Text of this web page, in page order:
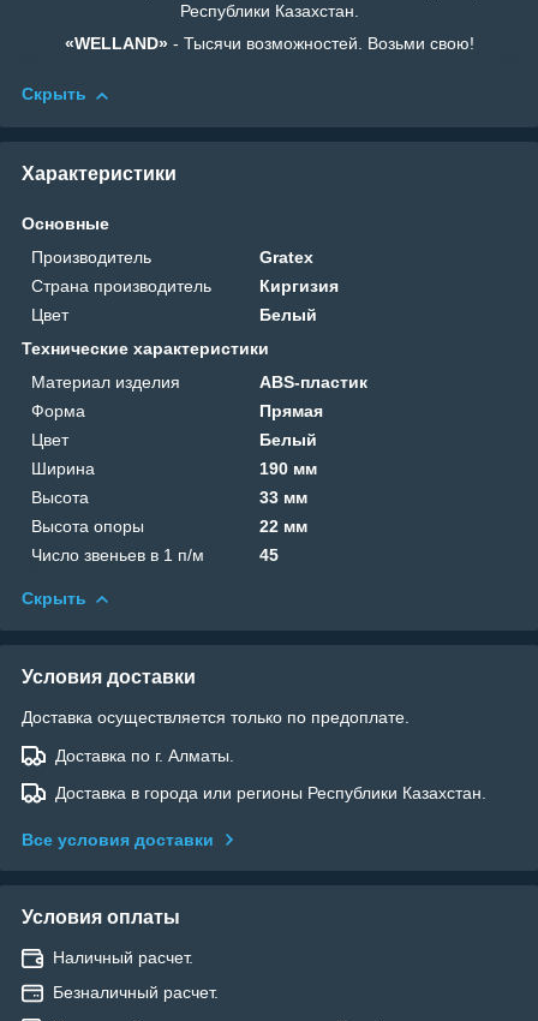
Республики Казахстан.
«WELLAND»- Тысячи возможностей. Возьми свою!
Скрыть
Характеристики
Основные
Производитель
Gratex
Страна производитель
Киргизия
Цвет
Белый
Технические характеристики
Материал изделия
ABS-пластик
Форма
Прямая
Цвет
Белый
Ширина
190 мм
Высота
33 мм
Высота опоры
22 мм
Число звеньев в 1 п/м
45
Скрыть
Условия доставки
Доставка осуществляется только по предоплате.
Доставка по г. Алматы.
Доставка в города или регионы Республики Казахстан.
Все условия доставки
Условия оплаты
Наличный расчет.
Безналичный расчет.